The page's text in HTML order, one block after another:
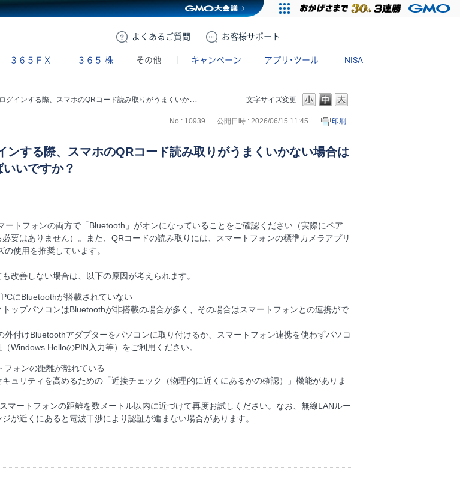
よくある ご質問 お客様サポート
３６５ＦＸ ３６５ 株 その他 キャンペーン アプリ・ツール NISA
文字サイズ変更
インする際、スマホのQRコード読み取りがうまくいかない場合はどうすればいいですか？
No : 10939 公開日時 : 2026/06/15 11:45 印刷
ンする際、スマホのQRコード読み取りがうまくいかない場合は
いですか？
ートフォンの両方で「Bluetooth」がオンになっていることをご確認ください（実際にペア
必要はありません）。また、QRコードの読み取りには、スマートフォンの標準カメラアプリ
使用を推奨しています。
も改善しない場合は、以下の原因が考えられます。
にBluetoothが搭載されていない
ップパソコンはBluetoothが非搭載の場合が多く、その場合はスマートフォンとの連携がで
外付けBluetoothアダプターをパソコンに取り付けるか、スマートフォン連携を使わずパソコ
Windows HelloのPIN入力等）をご利用ください。
フォンの距離が離れている
ュリティを高めるための「近接チェック（物理的に近くにあるかの確認）」機能がありま
マートフォンの距離を数メートル以内に近づけて再度お試しください。なお、無線LANルー
が近くにあると電波干渉により認証が進まない場合があります。